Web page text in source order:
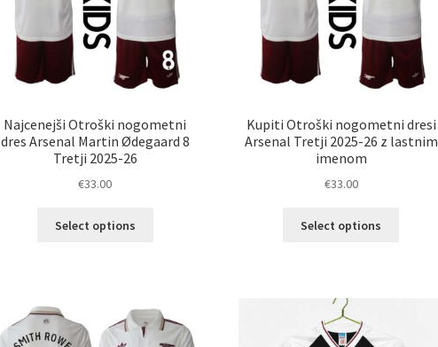
Najcenejši Otroški nogometni
dres Arsenal Martin Ødegaard 8
Tretji 2025-26
€33.00
Select options
Možnosti
lahko
Kupiti Otroški nogometni dresi
Arsenal Tretji 2025-26 z lastnim
imenom
€33.00
Select options